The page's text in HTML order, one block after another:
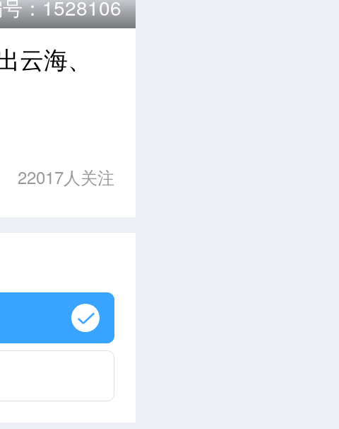
：1528106
云海、
22017人关注